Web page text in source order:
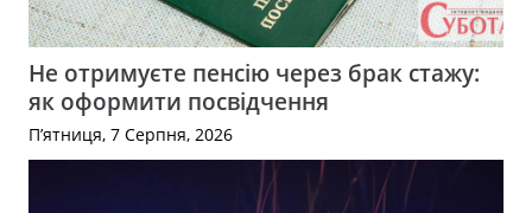
Не отримуєте пенсію через брак стажу:
як оформити посвідчення
П’ятниця, 7 Серпня, 2026